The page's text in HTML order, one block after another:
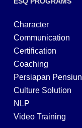
Character
Communication
Certification
Coaching
Persiapan Pensiun
Culture Solution
NLP
Video Training